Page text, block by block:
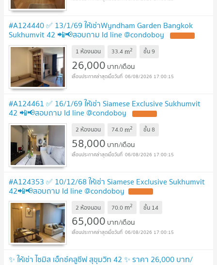
#A124440 ✅ 13/1/69 ให้เช่าWyndham Garden Bangkok
Sukhumvit 42 📲📢สอบถาม ld line @condoboy
1 ห้องนอน 33.4 m2 ชั้น9
26,000 บาท/เดือน
06/08/2026 17:00:15
#A124461 ✅ 16/1/69 ให้เช่า Siamese Exclusive Sukhumvit
42 📲📢สอบถาม ld line @condoboy
2 ห้องนอน 74.0 m2 ชั้น8
58,000 บาท/เดือน
06/08/2026 17:00:15
#A124353 ✅ 10/12/68 ให้เช่า Siamese Exclusive Sukhumvit
42📲📢สอบถาม ld line @condoboy
2 ห้องนอน 70.0 m2 ชั้น 14
65,000 บาท/เดือน
06/08/2026 17:00:15
✨ ให้เช่า ไซมิส เอ็กซ์คลูซีฟ สุขุมวิท 42 ✨ ราคา 26,000 บาท/